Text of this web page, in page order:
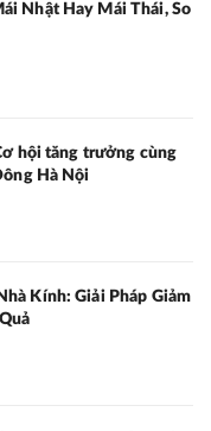
Nhật Hay Mái Thái, So
hội tăng trưởng cùng
Hà Nội
Kính: Giải Pháp Giảm